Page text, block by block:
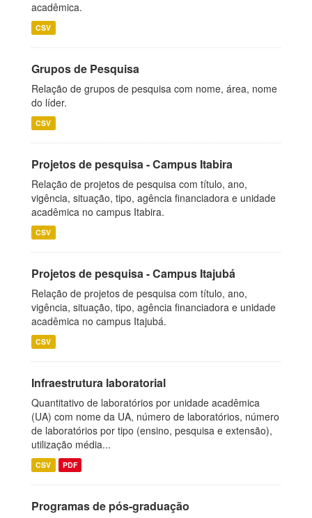
acadêmica.
CSV
Grupos de Pesquisa
Relação de grupos de pesquisa com nome, área, nome
do líder.
CSV
Projetos de pesquisa - Campus Itabira
Relação de projetos de pesquisa com título, ano,
vigência, situação, tipo, agência financiadora e unidade
acadêmica no campus Itabira.
CSV
Projetos de pesquisa - Campus Itajubá
Relação de projetos de pesquisa com título, ano,
vigência, situação, tipo, agência financiadora e unidade
acadêmica no campus Itajubá.
CSV
Infraestrutura laboratorial
Quantitativo de laboratórios por unidade acadêmica
(UA) com nome da UA, número de laboratórios, número
de laboratórios por tipo (ensino, pesquisa e extensão),
utilização média...
CSV PDF
Programas de pós-graduação